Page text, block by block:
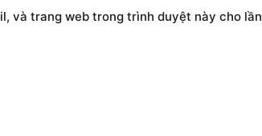
và trang web trong trình duyệt này cho